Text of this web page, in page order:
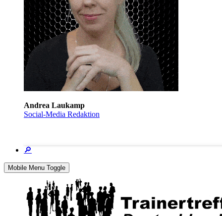
Andrea Laukamp
Social-Media Redaktion
🔎
Mobile Menu Toggle